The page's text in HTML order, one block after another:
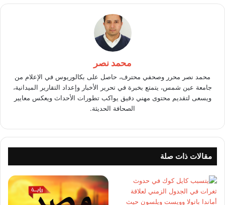
محمد نصر
محمد نصر محرر وصحفي محترف، حاصل على بكالوريوس في الإعلام من
جامعة عين شمس، يتمتع بخبرة في تحرير الأخبار وإعداد التقارير الميدانية،
ويسعى لتقديم محتوى مهني دقيق يواكب تطورات الأحداث ويعكس معايير
الصحافة الحديثة.
مقالات ذات صلة